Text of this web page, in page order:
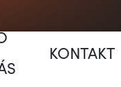
KONTAKT